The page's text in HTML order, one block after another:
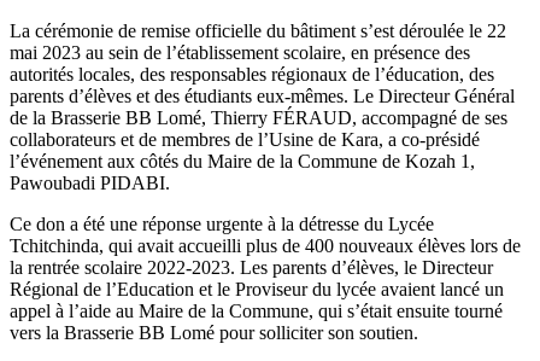
La cérémonie de remise officielle du bâtiment s’est déroulée le 22
mai 2023 au sein de l’établissement scolaire, en présence des
autorités locales, des responsables régionaux de l’éducation, des
parents d’élèves et des étudiants eux-mêmes. Le Directeur Général
de la Brasserie BB Lomé, Thierry FÉRAUD, accompagné de ses
collaborateurs et de membres de l’Usine de Kara, a co-présidé
l’événement aux côtés du Maire de la Commune de Kozah 1,
Pawoubadi PIDABI.
Ce don a été une réponse urgente à la détresse du Lycée
Tchitchinda, qui avait accueilli plus de 400 nouveaux élèves lors de
la rentrée scolaire 2022-2023. Les parents d’élèves, le Directeur
Régional de l’Education et le Proviseur du lycée avaient lancé un
appel à l’aide au Maire de la Commune, qui s’était ensuite tourné
vers la Brasserie BB Lomé pour solliciter son soutien.